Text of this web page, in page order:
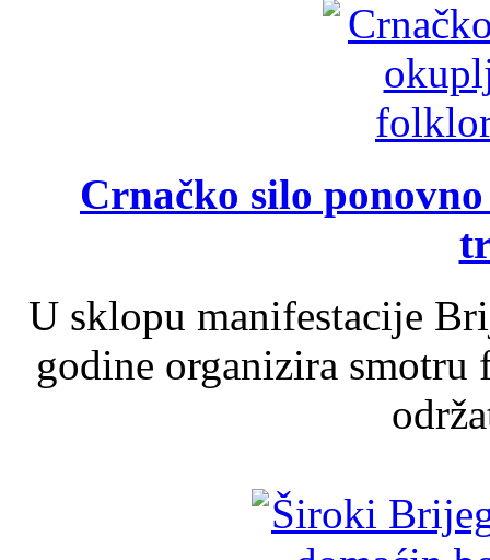
Crnačko silo
U sklopu manifestacije
godine organizira